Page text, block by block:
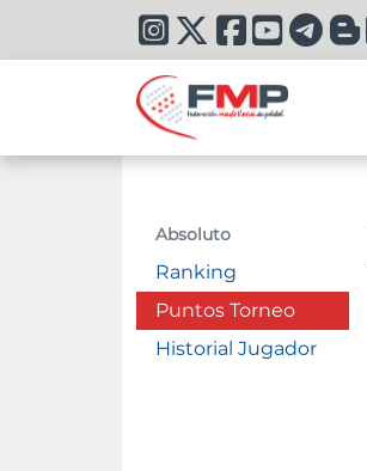
Absoluto
Ranking
Puntos Torneo
Historial Jugador